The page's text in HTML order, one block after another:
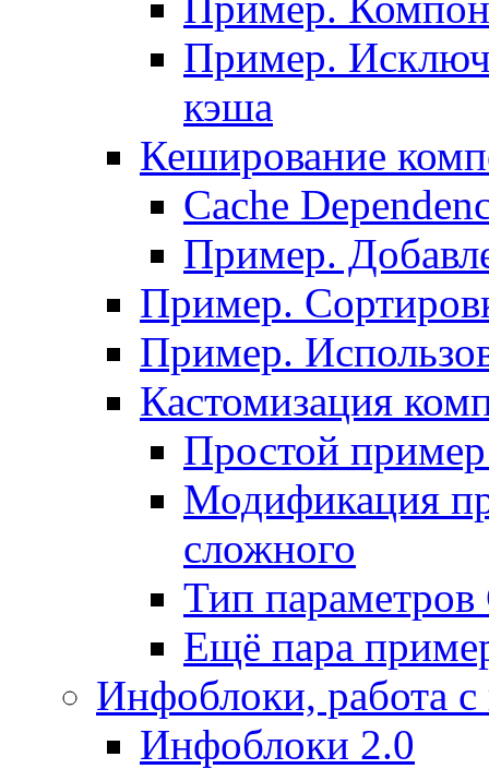
Пример.
кэша
Кеширование
Сache
Пример.
Пример.
Пример.
Кастомизация
Простой
Модификация
сложного
Тип
Ещё пара
Инфоблоки, работа
Инфоблоки 2.0